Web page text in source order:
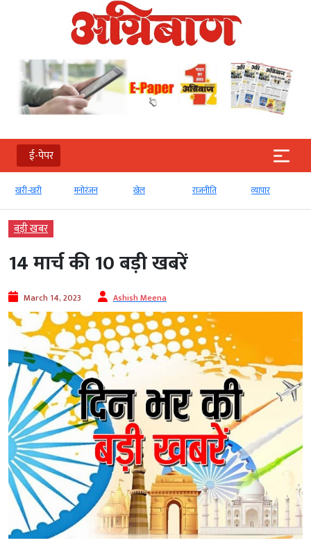
ई-पेपर
मनोरंजन खेल राजनीति व्‍यापार टेक्‍नोलॉजी
बड़ी खबर
14 मार्च की 10 बड़ी खबरें
March 14, 2023 Ashish Meena